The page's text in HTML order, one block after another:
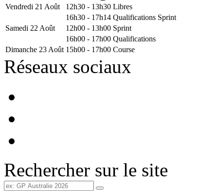
Vendredi 21 Août 12h30 - 13h30 Libres
16h30 - 17h14 Qualifications Sprint
Samedi 22 Août
12h00 - 13h00 Sprint
16h00 - 17h00 Qualifications
Dimanche 23 Août 15h00 - 17h00 Course
Réseaux sociaux
Rechercher sur le site